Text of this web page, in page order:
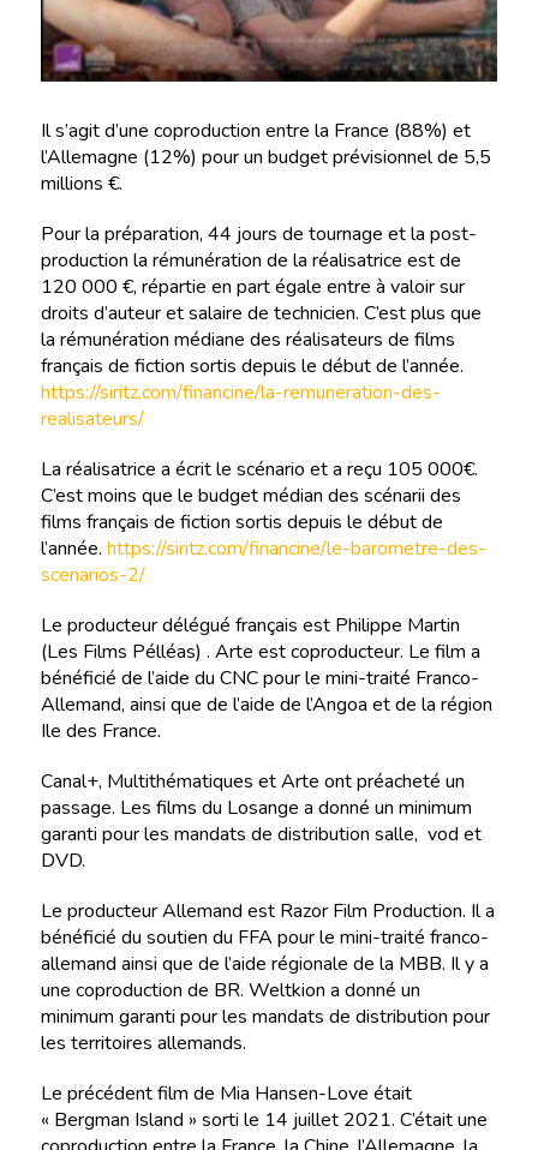
Il s’agit d’une coproduction entre la France (88%) et
l’Allemagne (12%) pour un budget prévisionnel de 5,5
millions €.
Pour la préparation, 44 jours de tournage et la post-
production la rémunération de la réalisatrice est de
120 000 €, répartie en part égale entre à valoir sur
droits d’auteur et salaire de technicien. C’est plus que
la rémunération médiane des réalisateurs de films
français de fiction sortis depuis le début de l’année.
https://siritz.com/financine/la-remuneration-des-
realisateurs/
La réalisatrice a écrit le scénario et a reçu 105 000€.
C’est moins que le budget médian des scénarii des
films français de fiction sortis depuis le début de
l’année. https://siritz.com/financine/le-barometre-des-
scenarios-2/
Le producteur délégué français est Philippe Martin
(Les Films Pélléas) . Arte est coproducteur. Le film a
bénéficié de l’aide du CNC pour le mini-traité Franco-
Allemand, ainsi que de l’aide de l’Angoa et de la région
Ile des France.
Canal+, Multithématiques et Arte ont préacheté un
passage. Les films du Losange a donné un minimum
garanti pour les mandats de distribution salle, vod et
DVD.
Le producteur Allemand est Razor Film Production. Il a
bénéficié du soutien du FFA pour le mini-traité franco-
allemand ainsi que de l’aide régionale de la MBB. Il y a
une coproduction de BR. Weltkion a donné un
minimum garanti pour les mandats de distribution pour
les territoires allemands.
Le précédent film de Mia Hansen-Love était
« Bergman Island » sorti le 14 juillet 2021. C’était une